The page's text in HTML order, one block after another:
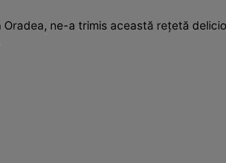
Oradea, ne-a trimis această reţetă